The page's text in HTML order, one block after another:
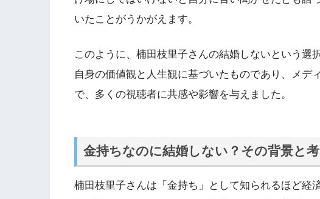
いたことがうかがえます。
このように、楠田枝里子さんの結婚しないという選
自身の価値観と人生観に基づいたものであり、メデ
で、多くの視聴者に共感や影響を与えました。
金持ちなのに結婚しない？その背景と
楠田枝里子さんは「金持ち」として知られるほど経